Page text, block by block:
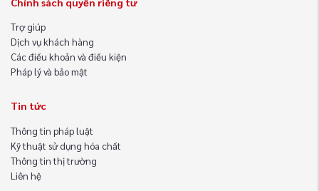
Trợ giúp
Dịch vụ khách hàng
Các điều khoản và điều kiện
Pháp lý và bảo mật
Tin tức
Thông tin pháp luật
Kỹ thuật sử dụng hóa chất
Thông tin thị trường
Liên hệ